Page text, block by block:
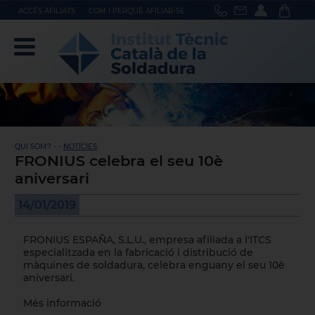
ACCÉS AFILIATS COM I PERQUÈ AFILIAR-SE
QUI SOM? - - NOTÍCIES
FRONIUS celebra el seu 10è
aniversari
14/01/2019
FRONIUS ESPAÑA, S.L.U., empresa afiliada a l'ITCS
especialitzada en la fabricació i distribució de
màquines de soldadura, celebra enguany el seu 10è
aniversari.
Més informació